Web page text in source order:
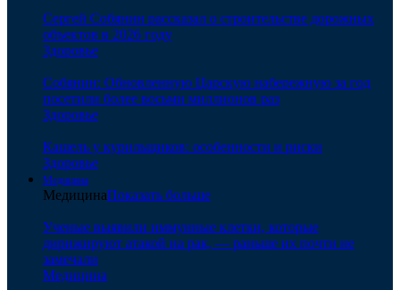
Сергей Собянин рассказал о строительстве дорожных
объектов в 2026 году
Здоровье
Собянин: Обновленную Царскую набережную за год
посетили более восьми миллионов раз
Здоровье
Кашель у курильщиков: особенности и риски
Здоровье
Медицина
МедицинаПоказать больше
Ученые выявили иммунные клетки, которые
дирижируют атакой на рак, — раньше их почти не
замечали
Медицина